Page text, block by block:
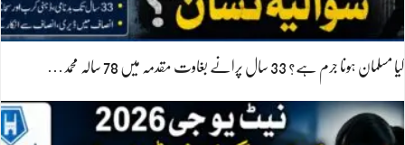
کیا مسلمان ہونا جرم ہے؟ 33 سال پرانے بغاوت مقدمہ میں 78 سالہ محمد…